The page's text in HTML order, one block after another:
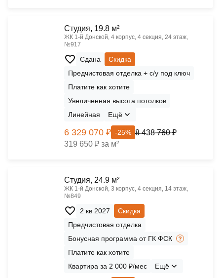
Cтудия, 19.8 м²
ЖК 1‑й Донской, 4 корпус, 4 секция, 24 этаж,
№917
Сдана
Скидка
Предчистовая отделка + с/у под ключ
Платите как хотите
Увеличенная высота потолков
Линейная
Ещё
6 329 070 ₽ -25% 8 438 760 ₽
319 650 ₽ за м²
Cтудия, 24.9 м²
ЖК 1‑й Донской, 3 корпус, 4 секция, 14 этаж,
№849
2 кв 2027
Скидка
Предчистовая отделка
Бонусная программа от ГК ФСК
Платите как хотите
Квартира за 2 000 ₽/мес
Ещё